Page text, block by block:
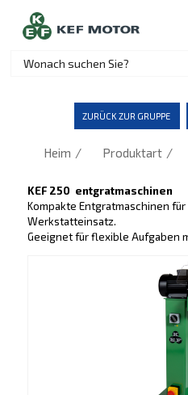
ZURÜCK ZUR GRUPPE
Heim / Produktart /
KEF 250 entgratmaschinen
Kompakte Entgratmaschinen
Werkstatteinsatz.
Geeignet für flexible Aufgaben